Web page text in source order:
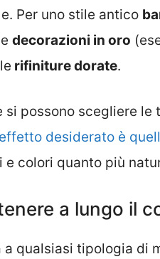
Per uno stile antico
decorazioni in oro
rifiniture dorate.
si possono scegliere le
effetto desiderato è
colori quanto più
a lungo il
qualsiasi tipologia di